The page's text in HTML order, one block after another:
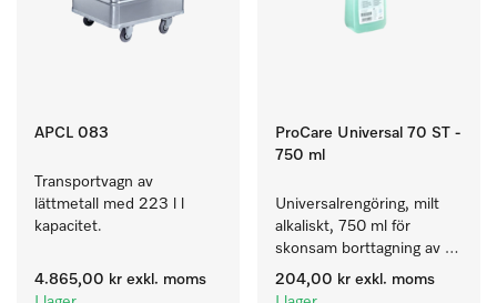
APCL 083
Transportvagn av
lättmetall med 223 l l
kapacitet.
4.865,00 kr exkl. moms
ProCare Universal 70 ST -
750 ml
Universalrengöring, milt
alkaliskt, 750 ml för
skonsam borttagning av
fettrester och smuts.
204,00 kr exkl. moms